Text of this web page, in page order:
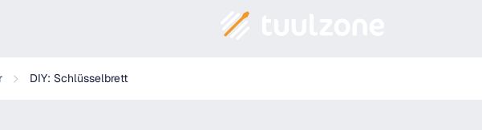
DIY: Schlüsselbrett